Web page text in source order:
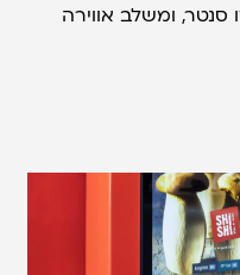
ומשלב אווירה